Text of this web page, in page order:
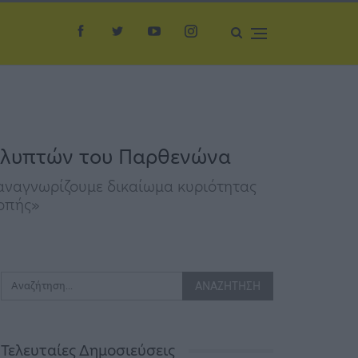
του Παρθενώνα
δικαίωμα κυριότητας
Τελευταίες Δημοσιεύσεις